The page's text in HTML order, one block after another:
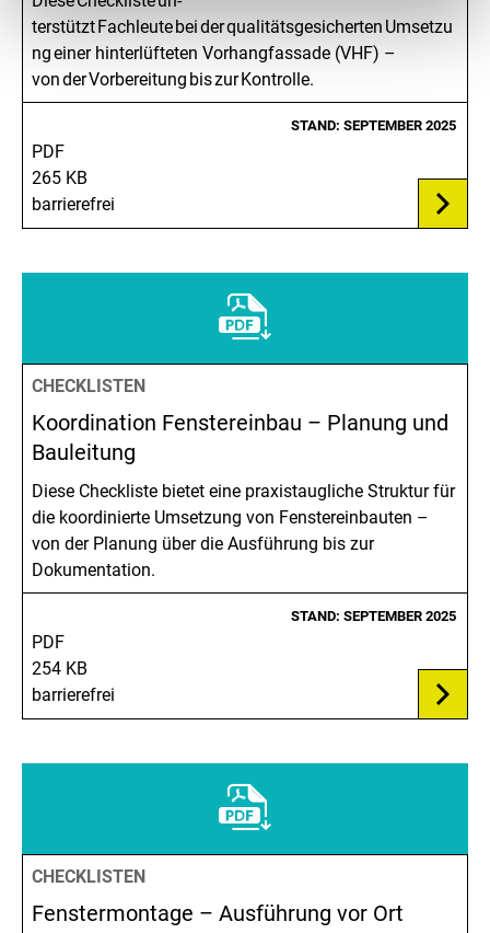
terstützt Fachleute bei der qualitätsgesicherten Umsetzu
ng einer hinterlüfteten Vorhangfassade (VHF) –
von der Vorbereitung bis zur Kontrolle.
STAND: SEPTEMBER 2025
PDF
265 KB
barrierefrei
CHECKLISTEN
Koordination Fenstereinbau – Planung und
Bauleitung
Diese Checkliste bietet eine praxistaugliche Struktur für
die koordinierte Umsetzung von Fenstereinbauten –
von der Planung über die Ausführung bis zur
Dokumentation.
STAND: SEPTEMBER 2025
PDF
254 KB
barrierefrei
CHECKLISTEN
Fenstermontage – Ausführung vor Ort